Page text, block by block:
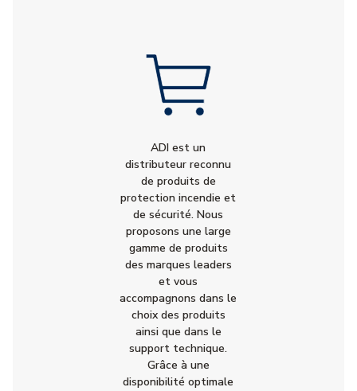
ADI est un
distributeur reconnu
de produits de
protection incendie et
de sécurité. Nous
proposons une large
gamme de produits
des marques leaders
et vous
accompagnons dans le
choix des produits
ainsi que dans le
support technique.
Grâce à une
disponibilité optimale